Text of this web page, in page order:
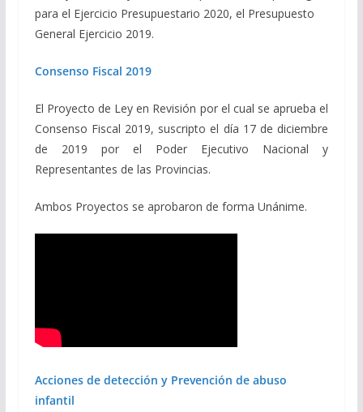
para el Ejercicio Presupuestario 2020, el Presupuesto
General Ejercicio 2019.
Consenso Fiscal 2019
El Proyecto de Ley en Revisión por el cual se aprueba el
Consenso Fiscal 2019, suscripto el día 17 de diciembre
de 2019 por el Poder Ejecutivo Nacional y
Representantes de las Provincias.
Ambos Proyectos se aprobaron de forma Unánime.
Acciones de detección y Prevención de abuso
infantil